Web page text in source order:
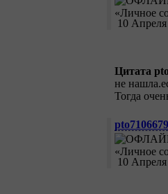
10
Цитата
не
Тогда
pto7106679
10